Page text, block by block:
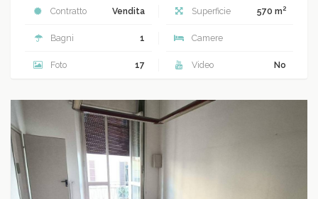
Contratto Vendita Superficie 570 m2
Bagni 1 Camere
Foto 17 Video No